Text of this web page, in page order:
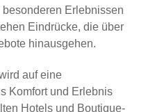
Erlebnissen
Eindrücke, die über
hinausgehen.
auf eine
Komfort und Erlebnis
Hotels und Boutique-